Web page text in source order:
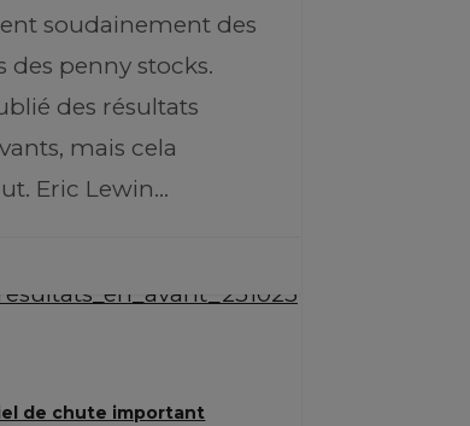
soudainement des
des penny stocks.
des résultats
mais cela
Eric Lewin…
de chute important